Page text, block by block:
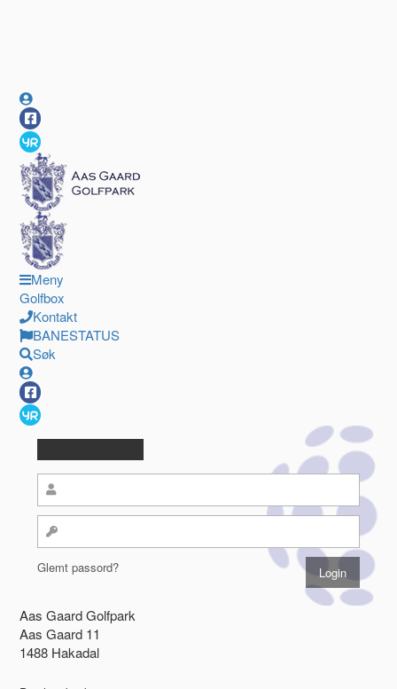
Meny
Golfbox
Kontakt
BANESTATUS
Søk
Glemt passord?
Aas Gaard Golfpark
Aas Gaard 11
1488 Hakadal